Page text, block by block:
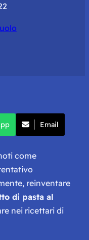
Email
come
reinventare
di pasta al
nei ricettari di